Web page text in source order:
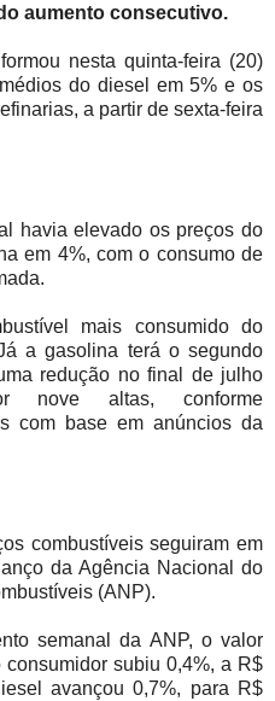
aumento consecutivo.
nesta quinta-feira (20)
do diesel em 5% e os
a partir de sexta-feira
havia elevado os preços do
em 4%, com o consumo de
mais consumido do
a gasolina terá o segundo
redução no final de julho
nove altas, conforme
com base em anúncios da
combustíveis seguiram em
da Agência Nacional do
(ANP).
semanal da ANP, o valor
subiu 0,4%, a R$
avançou 0,7%, para R$